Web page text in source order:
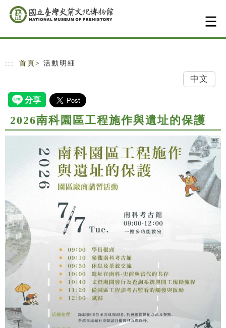
跳到主要內容
網站導覽
::: 首頁 > 活動明細
中文
2026南科園區工程施作與遺址的保護